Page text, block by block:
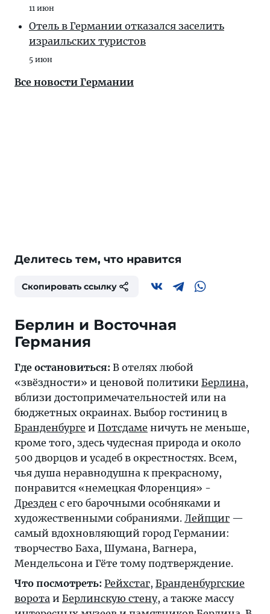
11 июн
Отель в Германии отказался заселить
израильских туристов
5 июн
Все новости Германии
Делитесь тем, что нравится
Скопировать ссылку
Берлин и Восточная
Германия
Где остановиться: В отелях любой
«звёздности» и ценовой политики Берлина,
вблизи достопримечательностей или на
бюджетных окраинах. Выбор гостиниц в
Бранденбурге и Потсдаме ничуть не меньше,
кроме того, здесь чудесная природа и около
500 дворцов и усадеб в окрестностях. Всем,
чья душа неравнодушна к прекрасному,
понравится «немецкая Флоренция» -
Дрезден с его барочными особняками и
художественными собраниями. Лейпциг —
самый вдохновляющий город Германии:
творчество Баха, Шумана, Вагнера,
Мендельсона и Гёте тому подтверждение.
Что посмотреть: Рейхстаг, Бранденбургские
ворота и Берлинскую стену, а также массу